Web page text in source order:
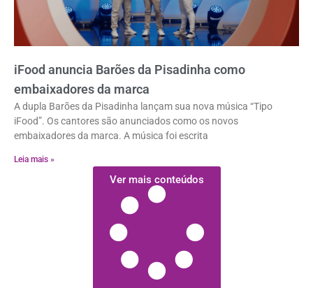
iFood anuncia Barões da Pisadinha como
embaixadores da marca
A dupla Barões da Pisadinha lançam sua nova música “Tipo
iFood”. Os cantores são anunciados como os novos
embaixadores da marca. A música foi escrita
Leia mais »
Ver mais conteúdos